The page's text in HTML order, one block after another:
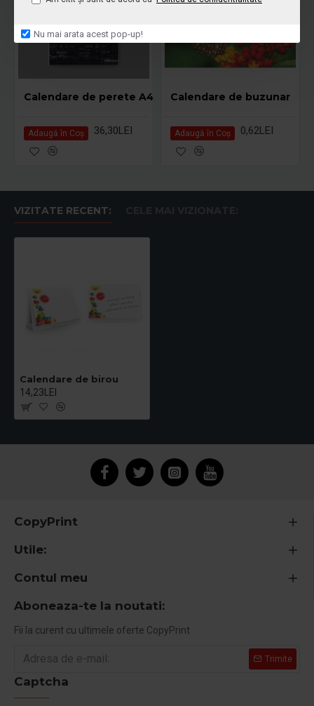
Nu mai arata acest pop-up!
Calendare de perete A4
Adaugă în Coş 36,30LEI
Calendare de buzunar
Adaugă în Coş 0,62LEI
VIZITATE RECENT:
Calendare de birou
14,23LEI
CopyPrint
Utile:
Contul meu
Aboneaza-te la noutati:
Fii la curent cu ultimele oferte CopyPrint
Trimite
Captcha